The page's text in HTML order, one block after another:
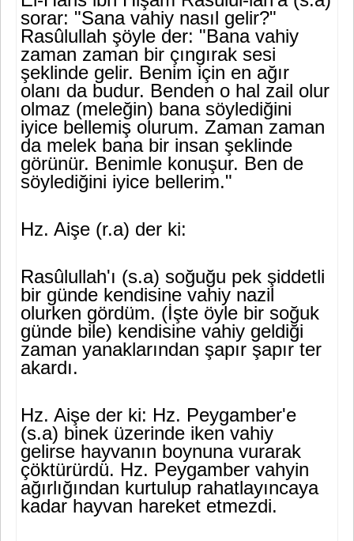
sorar: "Sana vahiy nasıl gelir?"
Rasûlullah şöyle der: "Bana vahiy
zaman zaman bir çıngırak sesi
şeklinde gelir. Benim için en ağır
olanı da budur. Benden o hal zail olur
olmaz (meleğin) bana söylediği­ni
iyice bellemiş olurum. Zaman zaman
da melek bana bir insan şek­linde
görünür. Benimle konuşur. Ben de
söylediğini iyice bellerim."
Hz. Aişe (r.a) der ki:
Rasûlullah'ı (s.a) soğuğu pek şiddetli
bir günde kendisine vahiy nazil
olurken gördüm. (İşte öyle bir soğuk
günde bile) kendisine vahiy geldiği
zaman yanaklarından şapır şapır ter
akardı.
Hz. Aişe der ki: Hz. Peygamber'e
(s.a) binek üzerinde iken vahiy
gelirse hayvanın boynuna vurarak
çöktürürdü. Hz. Peygamber vahyin
ağırlığından kurtulup rahatlayıncaya
kadar hayvan hareket etmezdi.